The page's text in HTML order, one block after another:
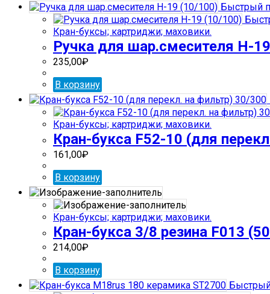
Быстрый
Кран-буксы; картриджи; маховики.
Ручка для шар.смесителя H-
235,00₽
В корзину
Кран-буксы; картриджи; маховики.
Кран-букса F52-10 (для
161,00₽
В корзину
Кран-буксы; картриджи; маховики.
Кран-букса 3/8 резина F013
214,00₽
В корзину